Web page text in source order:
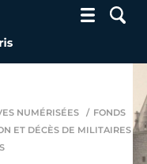
NUMÉRISÉES
FONDS
ET DÉCÈS DE MILITAIRES